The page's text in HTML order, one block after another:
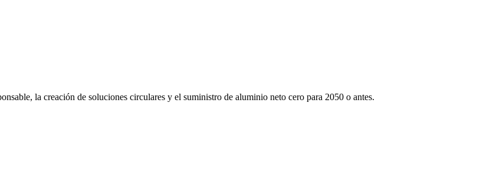
la creación de soluciones circulares y el suministro de aluminio neto cero para 2050 o antes.